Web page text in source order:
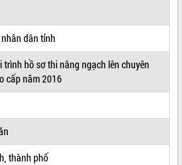
dân tỉnh
trình hồ sơ thi nâng ngạch lên chuyên
cấp năm 2016
thành phố